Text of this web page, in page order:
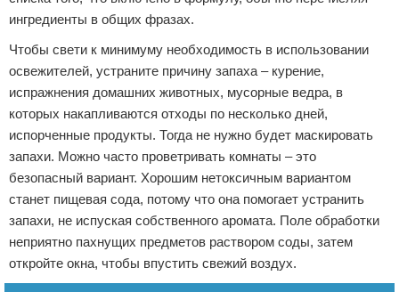
ингредиенты в общих фразах.
Чтобы свети к минимуму необходимость в использовании
освежителей, устраните причину запаха – курение,
испражнения домашних животных, мусорные ведра, в
которых накапливаются отходы по несколько дней,
испорченные продукты. Тогда не нужно будет маскировать
запахи. Можно часто проветривать комнаты – это
безопасный вариант. Хорошим нетоксичным вариантом
станет пищевая сода, потому что она помогает устранить
запахи, не испуская собственного аромата. Поле обработки
неприятно пахнущих предметов раствором соды, затем
откройте окна, чтобы впустить свежий воздух.